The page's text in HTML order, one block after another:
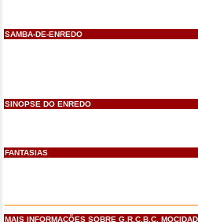
SAMBA-DE-ENREDO
SINOPSE DO ENREDO
FANTASIAS
MAIS INFORMAÇÕES SOBRE G.R.C.B.C.